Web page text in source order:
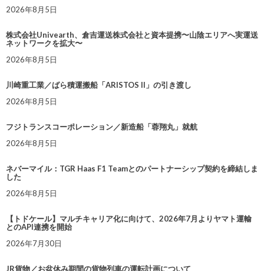
2026年8月5日
株式会社Univearth、倉吉運送株式会社と資本提携〜山陰エリアへ実運送
ネットワークを拡大〜
2026年8月5日
川崎重工業／ばら積運搬船「ARISTOS II」の引き渡し
2026年8月5日
フジトランスコーポレーション／新造船「蓉翔丸」就航
2026年8月5日
ネバーマイル：TGR Haas F1 Teamとのパートナーシップ契約を締結しま
した
2026年8月5日
【トドケール】マルチキャリア化に向けて、2026年7月よりヤマト運輸
とのAPI連携を開始
2026年7月30日
JR貨物／お盆休み期間の貨物列車の運転計画について